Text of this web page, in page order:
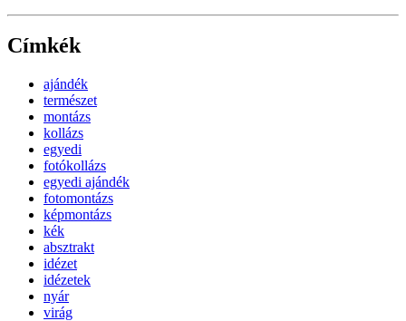
Címkék
ajándék
természet
montázs
kollázs
egyedi
fotókollázs
egyedi ajándék
fotomontázs
képmontázs
kék
absztrakt
idézet
idézetek
nyár
virág